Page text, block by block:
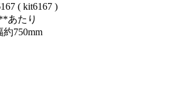
( kit6167 )
あたり
750mm